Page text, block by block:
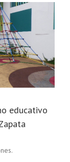
educativo